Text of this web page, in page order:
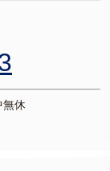
休